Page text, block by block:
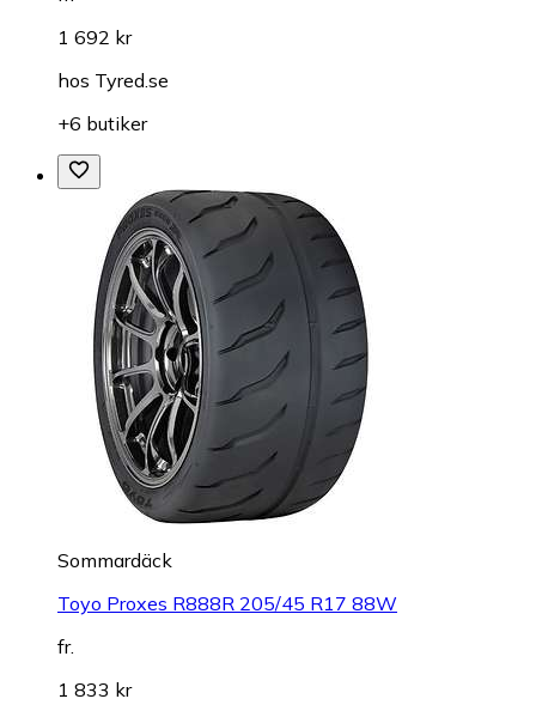
1 692 kr
hos Tyred.se
+6 butiker
Sommardäck
Toyo Proxes R888R 205/45 R17 88W
fr.
1 833 kr